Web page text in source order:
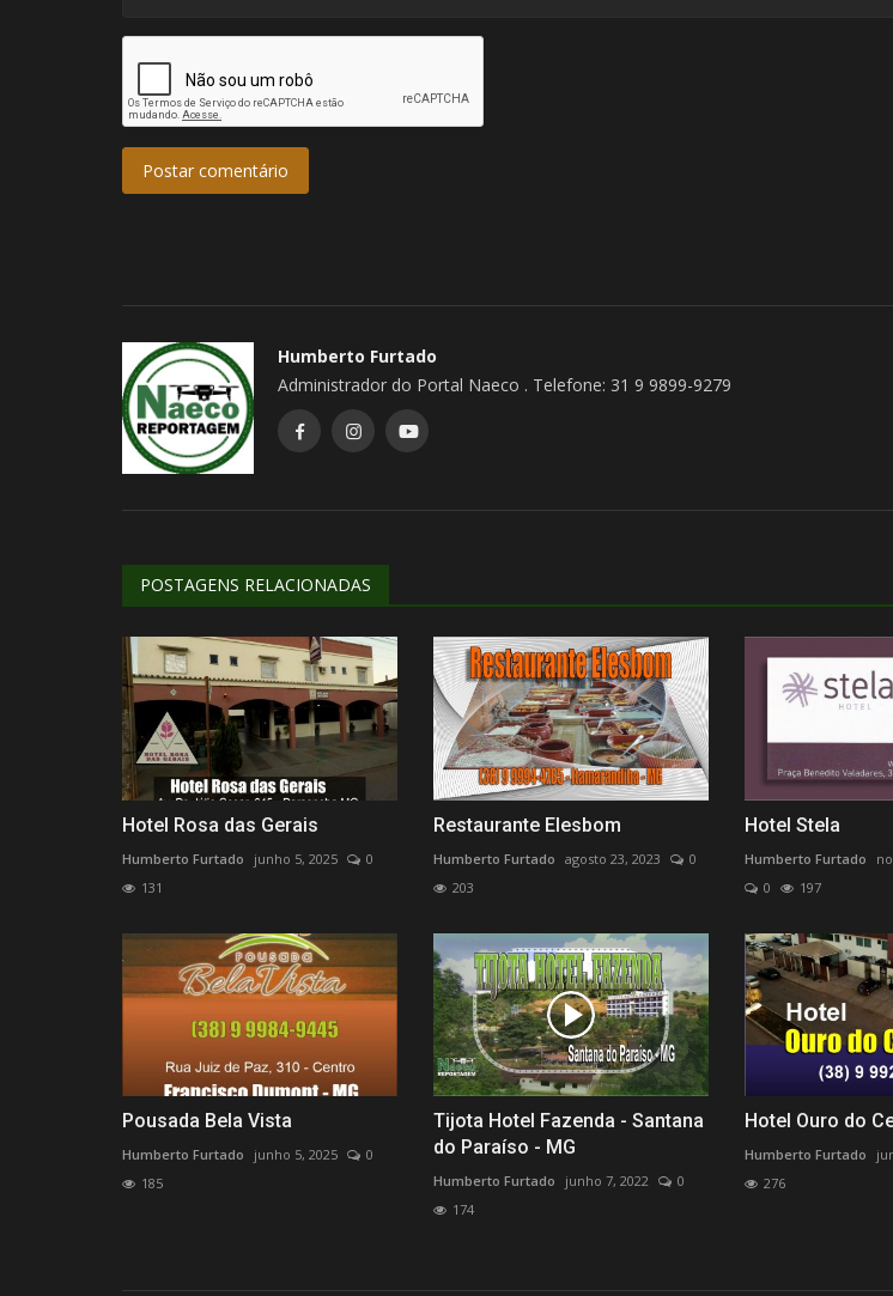
Postar comentário
Humberto Furtado
Administrador do Portal Naeco . Telefone: 31 9 9899-9279
POSTAGENS RELACIONADAS
Hotel Rosa das Gerais
Humberto Furtado junho 5, 2025
0
131
Restaurante Elesbom
Humberto Furtado agosto 23, 2023
0
203
Hotel Stela
Humberto Furtado
0
197
Pousada Bela Vista
Humberto Furtado junho 5, 2025
0
185
Tijota Hotel Fazenda - Santana
do Paraíso - MG
Humberto Furtado junho 7, 2022
0
174
Hotel Ouro do
Humberto Furtado
276
Rural
Sonho realizado
Humberto Furtado julho 6, 2022 1 289
Uma vida
Povos Originários - Brasil
Humberto Furtado
Reservas Indígenas